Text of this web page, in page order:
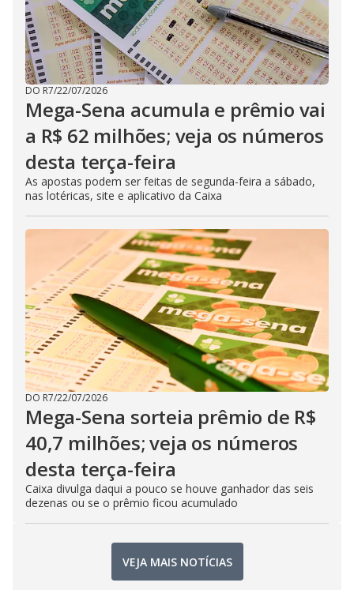
DO R7/22/07/2026
Mega-Sena acumula e prêmio vai
a R$ 62 milhões; veja os números
desta terça-feira
As apostas podem ser feitas de segunda-feira a sábado,
nas lotéricas, site e aplicativo da Caixa
DO R7/22/07/2026
Mega-Sena sorteia prêmio de R$
40,7 milhões; veja os números
desta terça-feira
Caixa divulga daqui a pouco se houve ganhador das seis
dezenas ou se o prêmio ficou acumulado
VEJA MAIS NOTÍCIAS